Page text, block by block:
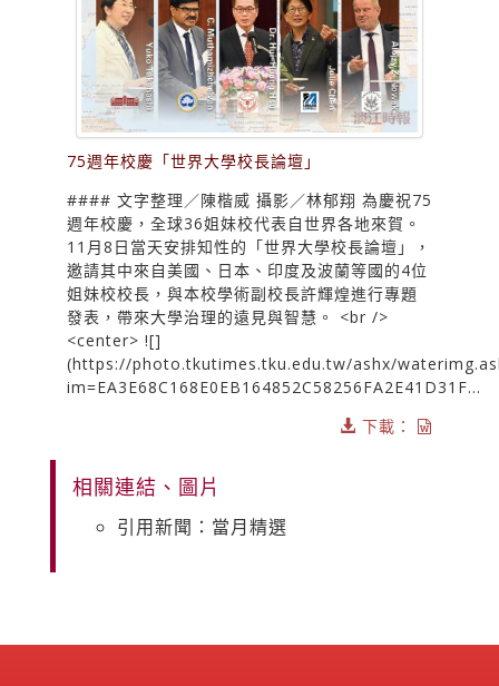
75週年校慶「世界大學校長論壇」
#### 文字整理／陳楷威 攝影／林郁翔 為慶祝75
週年校慶，全球36姐妹校代表自世界各地來賀。
11月8日當天安排知性的「世界大學校長論壇」，
邀請其中來自美國、日本、印度及波蘭等國的4位
姐妹校校長，與本校學術副校長許輝煌進行專題
發表，帶來大學治理的遠見與智慧。 <br />
<center> ![]
(https://photo.tkutimes.tku.edu.tw/ashx/
im=EA3E68C168E0EB164852C58256FA2E41D31F...
下載：
相關連結、圖片
引用新聞：當月精選